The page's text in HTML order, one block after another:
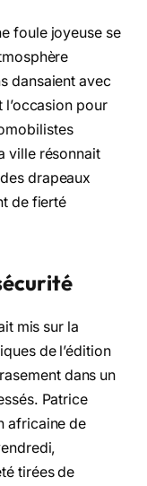
foule joyeuse se
dansaient avec
l’occasion pour
ville résonnait
drapeaux
de fierté
mis sur la
de l’édition
dans un
Patrice
africaine de
tirées de